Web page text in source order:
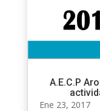
A.E.C.P
Ene 23, 2017